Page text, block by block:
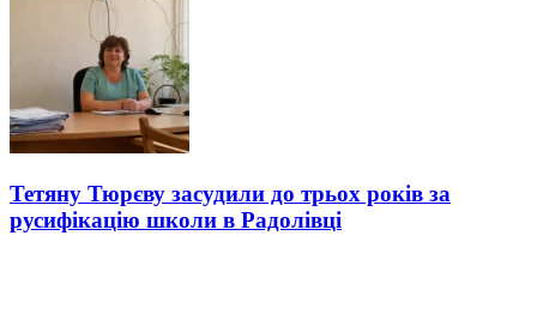
Тетяну Тюрєву засудили до трьох років за
русифікацію школи в Радолівці